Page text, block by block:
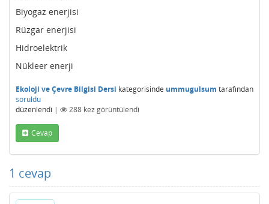
Biyogaz enerjisi
Rüzgar enerjisi
Hidroelektrik
Nükleer enerji
Ekoloji ve Çevre Bilgisi Dersi kategorisinde ummugulsum tarafından
soruldu
düzenlendi | 288 kez görüntülendi
Cevap
1 cevap